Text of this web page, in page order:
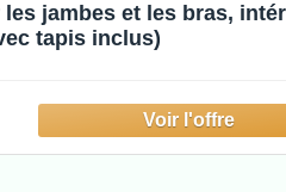
jambes et les bras,
tapis inclus)